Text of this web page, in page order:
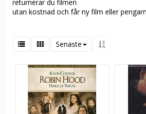
returnerar du filmen
utan kostnad och får ny film eller
Senaste